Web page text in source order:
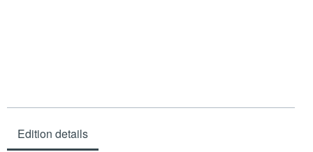
Edition details